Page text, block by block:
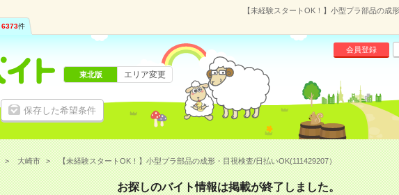
【未経験スタートOK！】小型プラ部品の成
6373件
保存した希望条件
会員登録
東北版 エリア変更
大崎市 【未経験スタートOK！】小型プラ部品の成形・目視検査/日払いOK(111429207）
お探しのバイト情報は掲載が終了しました。